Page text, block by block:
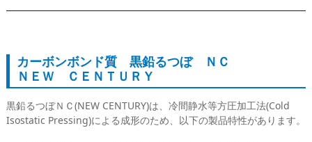
カーボンボンド質 黒鉛るつぼ ＮＣ
ＮＥＷ ＣＥＮＴＵＲＹ
黒鉛るつぼＮＣ(NEW CENTURY)は、冷間静水等方圧加工法(Cold
Isostatic Pressing)による成形のため、以下の製品特性があります。